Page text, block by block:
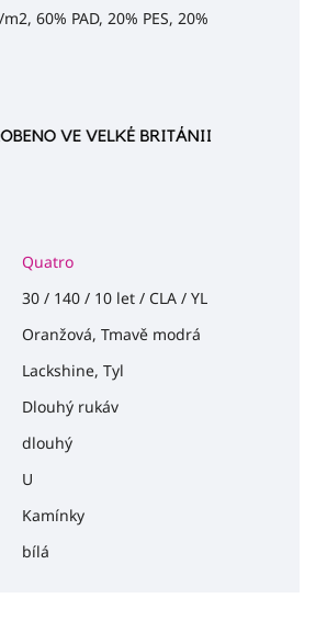
60% PAD, 20% PES, 20%
Quatro
30 / 140 / 10 let / CLA / YL
Oranžová, Tmavě modrá
Lackshine, Tyl
Dlouhý rukáv
dlouhý
U
Kamínky
bílá